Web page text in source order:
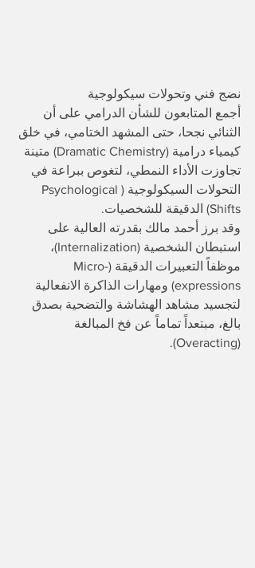
​نضج فني وتحولات سيكولوجية
أجمع المتابعون للشأن الدرامي على أن
الثنائي نجحا، حتى المشهد الختامي، في خلق
كيمياء درامية (Dramatic Chemistry) متينة
تجاوزت الأداء النمطي، لتغوص ببراعة في
التحولات السيكولوجية (Psychological
Shifts) الدقيقة للشخصيات.
​وقد برز أحمد مالك بقدرته العالية على
استبطان الشخصية (Internalization)،
موظفاً التعبيرات الدقيقة (Micro-
expressions) ومهارات الذاكرة الانفعالية
لتجسيد مشاهد الهشاشة والتضحية بصدق
بالغ، مبتعداً تماماً عن فخ المبالغة
(Overacting).